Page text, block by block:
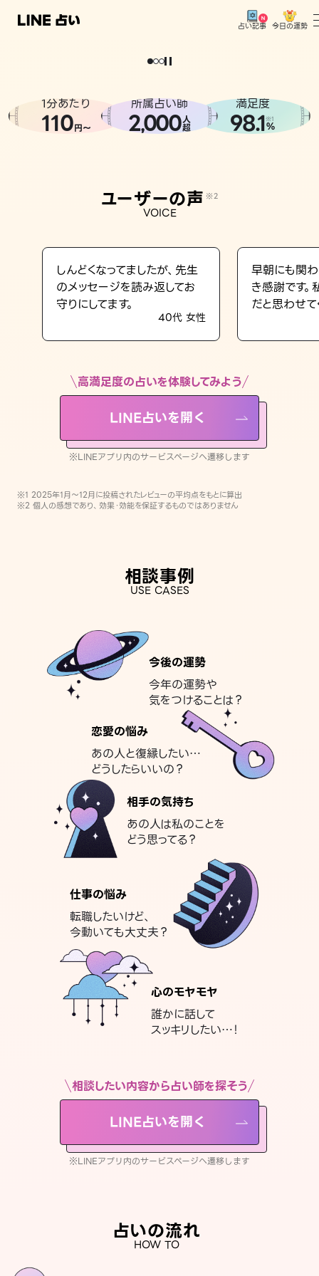
占い記事 今日の運勢
相談事例
LINE占いを開く
※LINEアプリ内のサービスページへ遷移します
どうせなら
。
1分あたり
110円〜
所属占い師
2,000人
超
満足度
98.1※1
%
ユーザーの声 ※2
VOICE
しんどくなってましたが、先生
のメッセージを読み返してお
守りにしてます。
40代 女性
早朝にも関
き感謝です
だと思わせて
高満足度の占いを体験してみよう
LINE占いを開く
※LINEアプリ内のサービスページへ遷移します
※1 2025年1月〜12月に投稿されたレビューの平均点をもとに算出
※2 個人の感想であり、効果・効能を保証するものではありません
相談事例
USE CASES
今後の運勢
今年の運勢や
気をつけることは？
恋愛の悩み
あの人と復縁したい…
どうしたらいいの？
相手の気持ち
あの人は私のことを
どう思ってる？
仕事の悩み
転職したいけど、
今動いても大丈夫？
心のモヤモヤ
誰かに話して
スッキリしたい…！
相談したい内容から占い師を探そう
LINE占いを開く
※LINEアプリ内のサービスページへ遷移します
占いの流れ
HOW TO